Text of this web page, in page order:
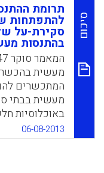
סיכום
תרומת
להתפתחות
סקירת-על
בהתנסות
מעשית
המתכשרים
מעשית בבתי
באוכלוסיות
ממצאי
06-08-2013